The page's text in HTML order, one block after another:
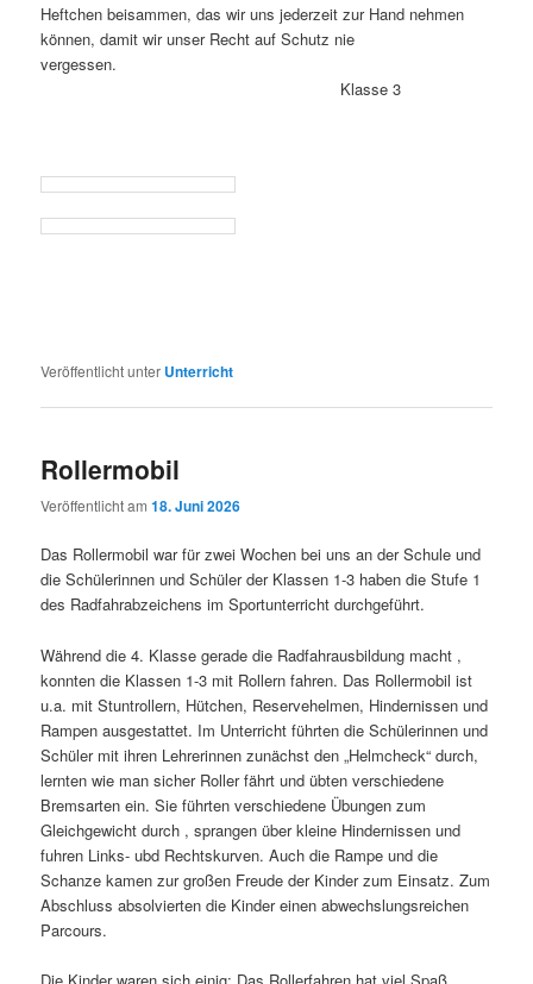
Heftchen beisammen, das wir uns jederzeit zur Hand nehmen
können, damit wir unser Recht auf Schutz nie
vergessen.
Klasse 3
Veröffentlicht unter Unterricht
Rollermobil
Veröffentlicht am18. Juni 2026
Das Rollermobil war für zwei Wochen bei uns an der Schule und
die Schülerinnen und Schüler der Klassen 1-3 haben die Stufe 1
des Radfahrabzeichens im Sportunterricht durchgeführt.
Während die 4. Klasse gerade die Radfahrausbildung macht ,
konnten die Klassen 1-3 mit Rollern fahren. Das Rollermobil ist
u.a. mit Stuntrollern, Hütchen, Reservehelmen, Hindernissen und
Rampen ausgestattet. Im Unterricht führten die Schülerinnen und
Schüler mit ihren Lehrerinnen zunächst den „Helmcheck“ durch,
lernten wie man sicher Roller fährt und übten verschiedene
Bremsarten ein. Sie führten verschiedene Übungen zum
Gleichgewicht durch , sprangen über kleine Hindernissen und
fuhren Links- ubd Rechtskurven. Auch die Rampe und die
Schanze kamen zur großen Freude der Kinder zum Einsatz. Zum
Abschluss absolvierten die Kinder einen abwechslungsreichen
Parcours.